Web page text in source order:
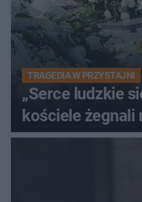
TRAGEDIA W PRZYSTAJNI
„Serce ludzkie
kościele żegnali